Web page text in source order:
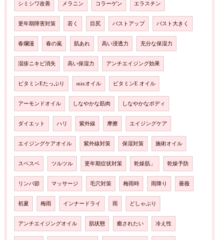
シミシワ改善 メラニン コラーゲン エラスチン
更年期障害対策 若く 目尻 バストアップ バスト大きく
春爛漫 春の嵐 肌あれ 高い浸透力 充分な保湿力
湿疹ニキビ消失 高い保湿力 アンチエイジング効果
ビタミンEたっぷり mixオイル ビタミンE オイル
アーモンドオイル しなやかな筋肉 しなやかなボディ
ダイエット ハリ 紫外線 摩擦 エイジングケア
エイジングケアオイル 紫外線対策 保湿対策 施術オイル
スベスベ ツルツル 更年期症状対策 乾燥肌」 乾燥予防
リンパ節 マッサージ 毛穴対策 梅雨時 雨降り 薔薇
初夏 梅雨 インナードライ 雨 どしゃぶり
アンチエイジングオイル 肌状態 癒されたい 冷え性